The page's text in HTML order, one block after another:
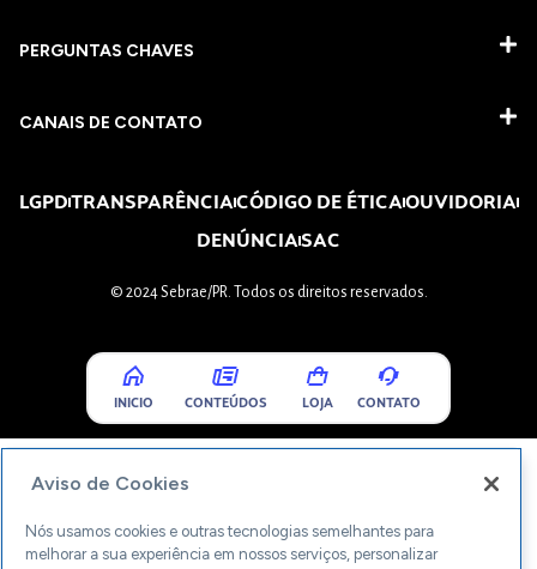
PERGUNTAS CHAVES​
CANAIS DE CONTATO
LGPDTRANSPARÊNCIACÓDIGO DE ÉTICAOUVIDORIA
DENÚNCIASAC
© 2024 Sebrae/PR. Todos os direitos reservados.
INICIO CONTEÚDOS LOJA CONTATO
Aviso de Cookies
Nós usamos cookies e outras tecnologias semelhantes para
melhorar a sua experiência em nossos serviços, personalizar